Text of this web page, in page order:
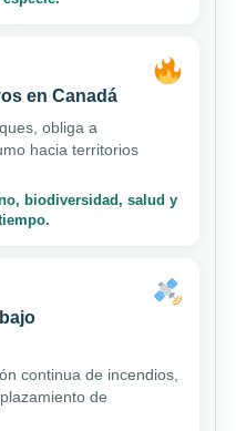
en Canadá
obliga a
hacia territorios
biodiversidad, salud y
continua de incendios,
de